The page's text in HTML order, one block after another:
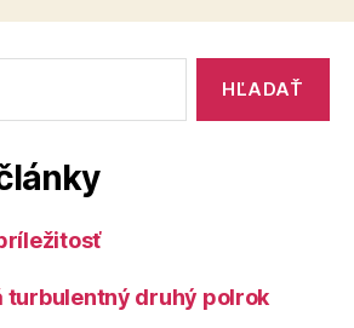
má
turbulentný druhý polrok